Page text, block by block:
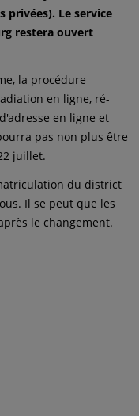
Le service
restera ouvert
la procédure
en ligne, ré-
en ligne et
pas non plus être
juillet.
du district
Il se peut que les
le changement.